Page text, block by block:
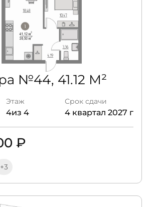
№44, 41.12 М²
Этаж
4из 4
Срок сдачи
4 квартал 2027 г
₽
+3